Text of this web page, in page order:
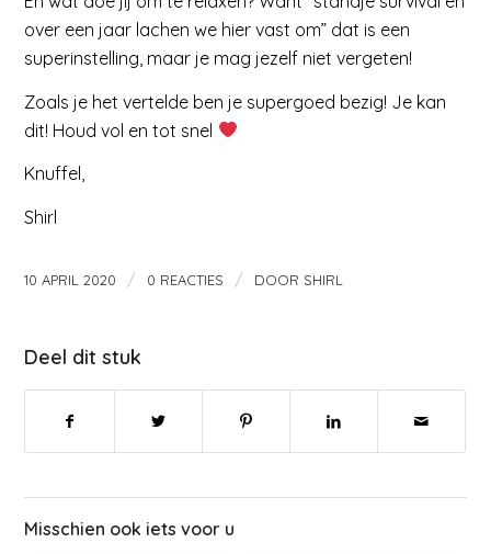
over een jaar lachen we hier vast om” dat is een
superinstelling, maar je mag jezelf niet vergeten!
Zoals je het vertelde ben je supergoed bezig! Je kan
dit! Houd vol en tot snel
Knuffel,
Shirl
10 APRIL 2020 / 0 REACTIES / DOORSHIRL
Deel dit stuk
Misschien ook iets voor u